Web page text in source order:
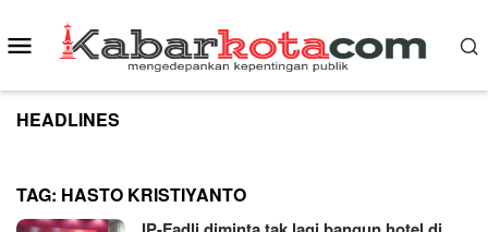
to
content
Mobile
Menu
HEADLINES
TAG: HASTO KRISTIYANTO